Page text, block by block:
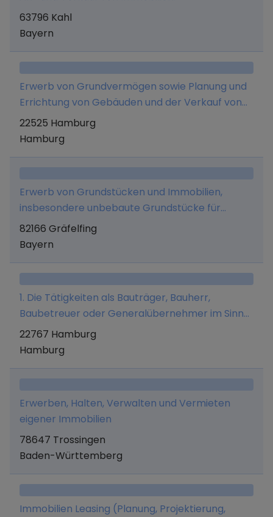
Rechnung unter Verwendung von
Vermögenswerten von Erwerbern, Mietern,
Pächtern oder sonstigen Nutzungsberechtigten
oder von Bewerbern um Erwerbs- oder
Nutzungsrechte
63796 Kahl
Bayern
Erwerb von Grundvermögen sowie Planung und
Errichtung von Gebäuden und der Verkauf von
Grundvermögen, insbesondere von
Wohnungseigentum. Die Gesellschaft kann
22525 Hamburg
Hamburg
Erwerb von Grundstücken und Immobilien,
insbesondere unbebaute Grundstücke für
Wohnimmobilien in Deutschland sowie deren
Verwaltung, Vermietung, Entwicklung und
Erwerb kann unmittelbar oder mittelbar
erfolgen.
82166 Gräfelfing
Bayern
1. Die Tätigkeiten als Bauträger, Bauherr,
Baubetreuer oder Generalübernehmer im Sinne
von § 34c Abs. 1 Satz 1 Ziffern 3. a) und 3. b)
GewO; die Planung, Projektierung, Errichtung und
Wohnanlage für Service Wohnen, der Erwerb
und die Veräußerung solcher Immobilien;
insbesondere im Droopweg, 20537 Hamburg. 2.
Zu diesem Zweck darf die Gesellschaft bebaute
und unbebaute Grundstücke erwerben und
veräußern.
22767 Hamburg
Hamburg
Erwerben, Halten, Verwalten und Vermieten
eigener Immobilien
78647 Trossingen
Baden-Württemberg
Immobilien Leasing (Planung, Projektierung,